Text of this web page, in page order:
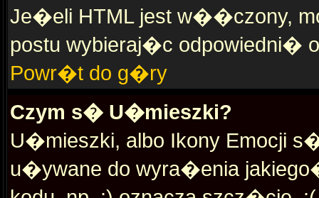
Je�eli HTML jest w��czony,
postu wybieraj�c odpowiedni�
Powr�t do g�ry
Czym s� U�mieszki?
U�mieszki, albo Ikony Emocji
u�ywane do wyra�enia